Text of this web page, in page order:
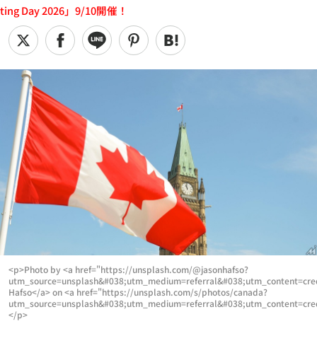
ting Day 2026」9/10開催！
<p>Photo by <a href="https://unsplash.com/@jasonhafso?
Hafso</a> on <a href="https://unsplash.com/s/photos/canada?
</p>